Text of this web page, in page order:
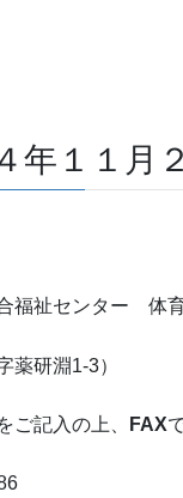
年１１月
祉センター 体
薬研淵1-3）
ご記入の上、 FAX